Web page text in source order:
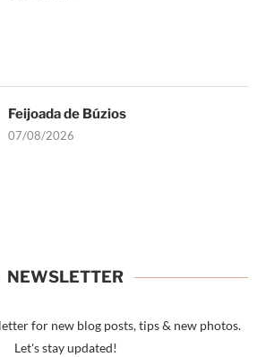
Feijoada de Búzios
07/08/2026
NEWSLETTER
for new blog posts, tips & new photos.
Let's stay updated!